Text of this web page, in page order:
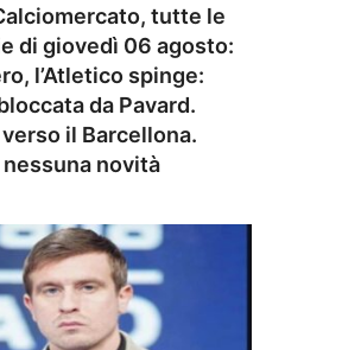
tutte le
di giovedì 06 agosto:
l’Atletico spinge:
da Pavard.
il Barcellona.
nessuna novità